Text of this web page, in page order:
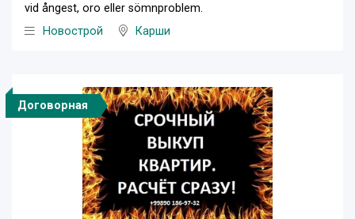
vid ångest, oro eller sömnproblem.
Новострой
Карши
Договорная